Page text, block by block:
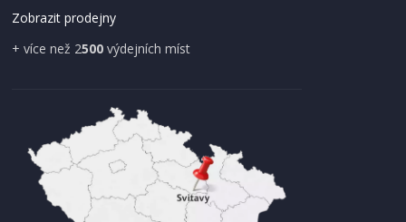
284 Kč Přidat do košíku
Zobrazit prodejny
+ více než 2500 výdejních míst